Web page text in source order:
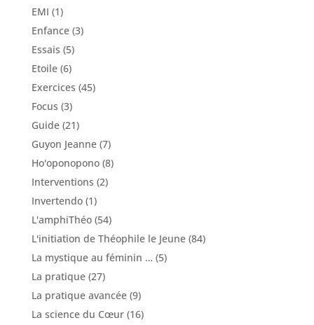
EMI (1)
Enfance(3)
Essais (5)
Etoile(6)
Exercices (45)
Focus (3)
Guide(21)
Guyon Jeanne(7)
Ho'oponopono(8)
Interventions (2)
Invertendo(1)
L'amphiThéo(54)
L'initiation de Théophile le Jeune(84)
La mystique au féminin … (5)
La pratique(27)
La pratique avancée(9)
La science du Cœur(16)